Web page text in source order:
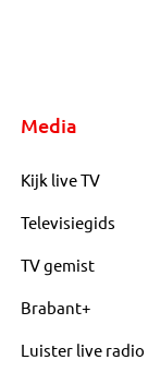
Media
Kijk live TV
Televisiegids
TV gemist
Brabant+
Luister live radio